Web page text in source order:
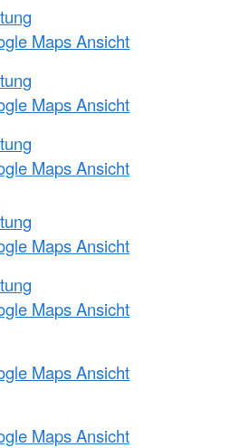
Maps Ansicht
Maps Ansicht
Maps Ansicht
Maps Ansicht
Maps Ansicht
Maps Ansicht
Maps Ansicht